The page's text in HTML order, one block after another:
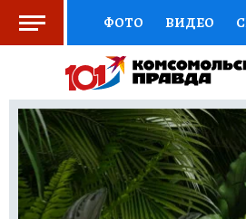
ФОТО ВИДЕО
СОЦПОДДЕРЖКА
ВЫБОР ЭКСПЕРТОВ
КНИЖНАЯ ПОЛКА
ПРЕСС-ЦЕНТР